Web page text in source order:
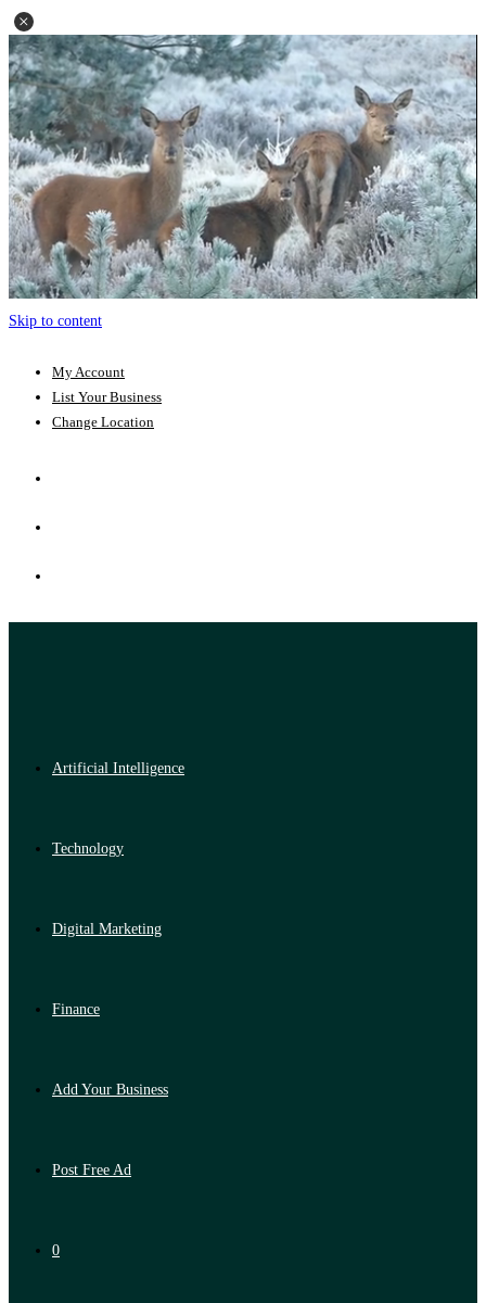
Skip to content
My Account
List Your Business
Change Location
Artificial Intelligence
Technology
Digital Marketing
Finance
Add Your Business
Post Free Ad
0